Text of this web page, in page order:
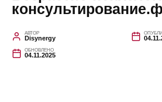
АВТОР
Disynergy
ОБНОВЛЕНО
04.11.2025